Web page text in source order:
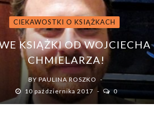
CIEKAWOSTKI O KSIĄŻKACH
KSIĄŻKI OD WOJCIECHA
CHMIELARZA!
BY PAULINA ROSZKO
10 października 2017
0